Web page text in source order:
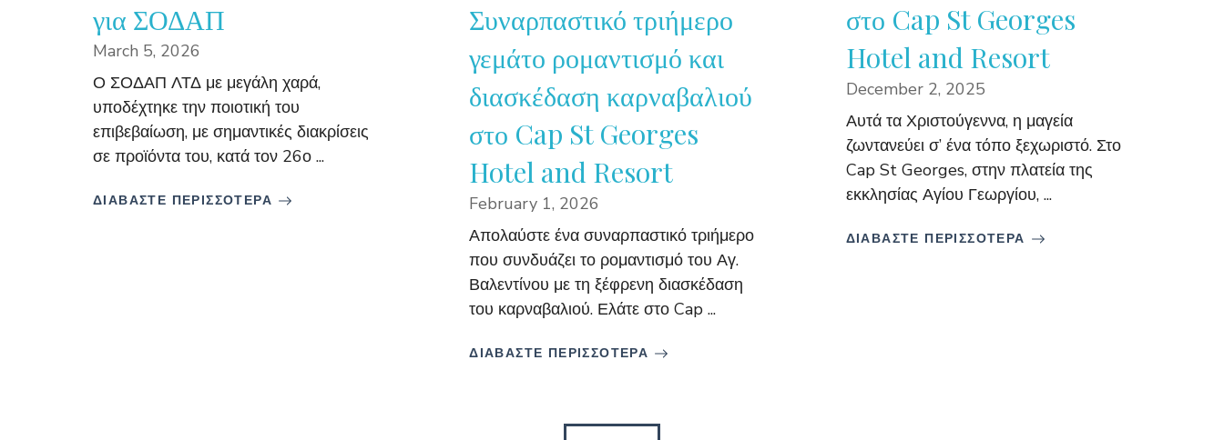
για ΣΟΔΑΠ
March 5, 2026
Ο ΣΟΔΑΠ ΛΤΔ με μεγάλη χαρά,
υποδέχτηκε την ποιοτική του
επιβεβαίωση, με σημαντικές διακρίσεις
σε προϊόντα του, κατά τον 26ο ...
ΔΙΑΒΑΣΤΕ ΠΕΡΙΣΣΟΤΕΡΑ
Συναρπαστικό τριήμερο
γεμάτο ρομαντισμό και
διασκέδαση καρναβαλιού
στο Cap St Georges
Hotel and Resort
February 1, 2026
Απολαύστε ένα συναρπαστικό τριήμερο
που συνδυάζει το ρομαντισμό του Αγ.
Βαλεντίνου με τη ξέφρενη διασκέδαση
του καρναβαλιού. Ελάτε στο Cap ...
ΔΙΑΒΑΣΤΕ ΠΕΡΙΣΣΟΤΕΡΑ
στο Cap St Georges
Hotel and Resort
December 2, 2025
Αυτά τα Χριστούγεννα, η μαγεία
ζωντανεύει σ’ ένα τόπο ξεχωριστό. Στο
Cap St Georges, στην πλατεία της
εκκλησίας Αγίου Γεωργίου, ...
ΔΙΑΒΑΣΤΕ ΠΕΡΙΣΣΟΤΕΡΑ